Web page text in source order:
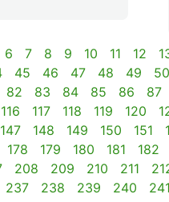
6 7 8 9 10 11 12
45 46 47 48 49 50
82 83 84 85 86 87
116 117 118 119 120
147 148 149 150 151
178 179 180 181 182
208 209 210 211
237 238 239 240 241